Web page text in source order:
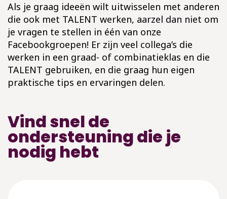
Als je graag ideeën wilt uitwisselen met anderen
die ook met TALENT werken, aarzel dan niet om
je vragen te stellen in één van onze
Facebookgroepen! Er zijn veel collega’s die
werken in een graad- of combinatieklas en die
TALENT gebruiken, en die graag hun eigen
praktische tips en ervaringen delen.
Vind snel de
ondersteuning die je
nodig hebt